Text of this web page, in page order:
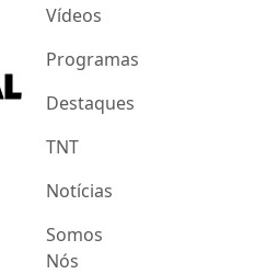
Vídeos
Programas
Destaques
TNT
Notícias
Somos
Nós